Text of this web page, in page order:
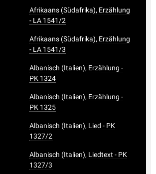
Afrikaans (Südafrika), Erzählung
- LA 1541/2
Afrikaans (Südafrika), Erzählung
- LA 1541/3
Albanisch (Italien), Erzählung -
PK 1324
Albanisch (Italien), Erzählung -
PK 1325
Albanisch (Italien), Lied - PK
1327/2
Albanisch (Italien), Liedtext - PK
1327/3